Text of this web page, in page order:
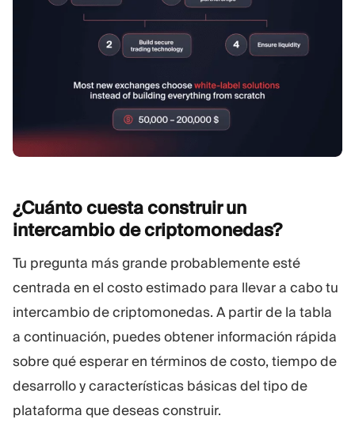
¿Cuánto cuesta construir un
intercambio decriptomonedas?
Tu pregunta más grande probablemente esté
centrada en el costo estimado para llevar a cabo tu
intercambio de criptomonedas. A partir de la tabla
a continuación, puedes obtener información rápida
sobre qué esperar en términos de costo, tiempo de
desarrollo y características básicas del tipo de
plataforma que deseas construir.